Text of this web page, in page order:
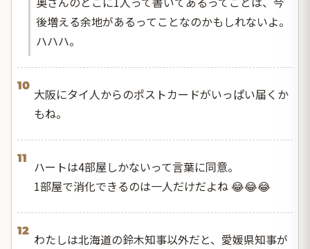
後増える余地があるってことなのかもしれないよ。
ハハハ。
10
大阪にタイ人からのポストカードがいっぱい届くか
もね。
11
ハートは4部屋しかないって言葉に同意。
1部屋で消化できるのは一人だけだよね 😂😂😂
12
わたしは北海道の鈴木知事以外だと、愛媛県知事が